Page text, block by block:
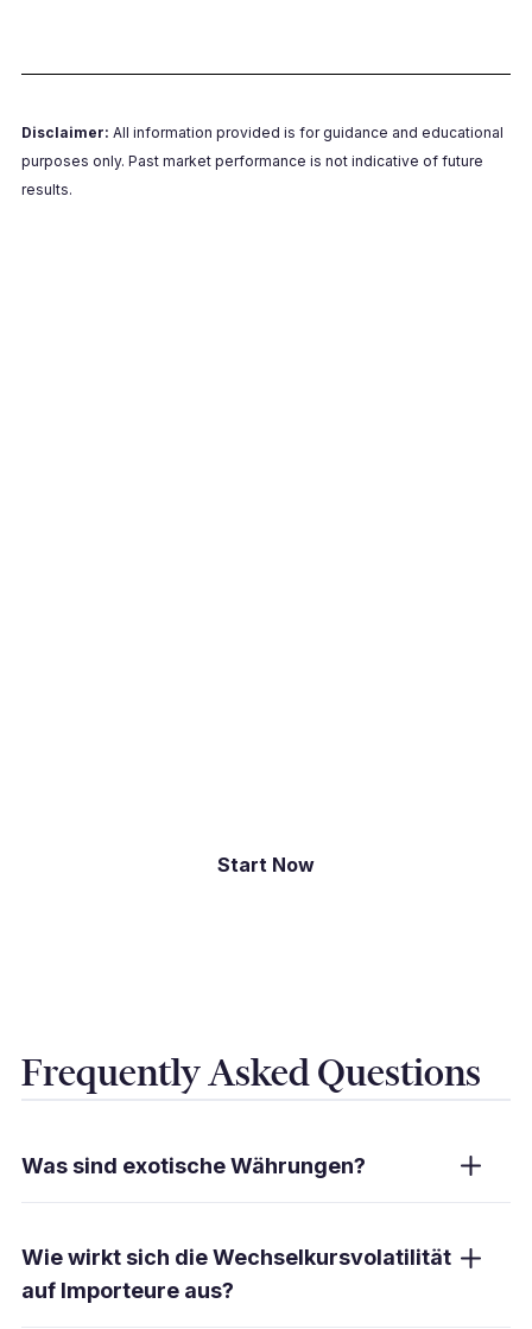
Disclaimer: All information provided is for guidance and educational
purposes only. Past market performance is not indicative of future
results.
Start Now
Frequently Asked Questions
Was sind exotische Währungen?
dem globalen Devisenmarkt nicht häufig
gehandelt werden. Sie stammen in der Regel
aus Schwellenländern oder kleineren
Wie wirkt sich die Wechselkursvolatilität
auf Importeure aus?